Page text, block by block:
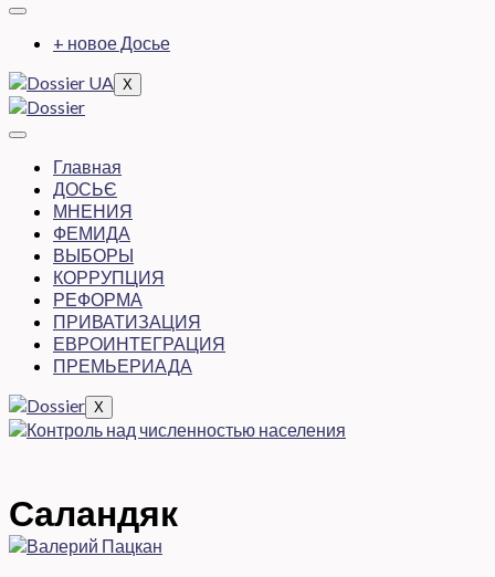
+ новое Досье
X
Главная
ДОСЬЄ
МНЕНИЯ
ФЕМИДА
ВЫБОРЫ
КОРРУПЦИЯ
РЕФОРМА
ПРИВАТИЗАЦИЯ
ЕВРОИНТЕГРАЦИЯ
ПРЕМЬЕРИАДА
X
Саландяк